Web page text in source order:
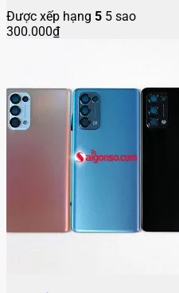
Được xếp hạng 5 5 sao
300.000₫